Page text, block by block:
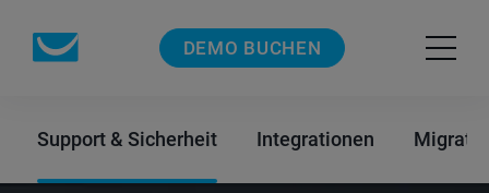
DEMO BUCHEN
Support & Sicherheit Integrationen